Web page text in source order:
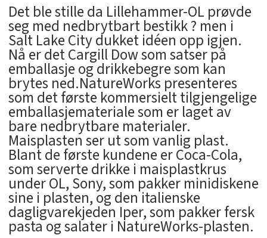
Det ble stille da Lillehammer-OL prøvde
seg med nedbrytbart bestikk ? men i
Salt Lake City dukket idéen opp igjen.
Nå er det Cargill Dow som satser på
emballasje og drikkebegre som kan
brytes ned.NatureWorks presenteres
som det første kommersielt tilgjengelige
emballasjemateriale som er laget av
bare nedbrytbare materialer.
Maisplasten ser ut som vanlig plast.
Blant de første kundene er Coca-Cola,
som serverte drikke i maisplastkrus
under OL, Sony, som pakker minidiskene
sine i plasten, og den italienske
dagligvarekjeden Iper, som pakker fersk
pasta og salater i NatureWorks-plasten.